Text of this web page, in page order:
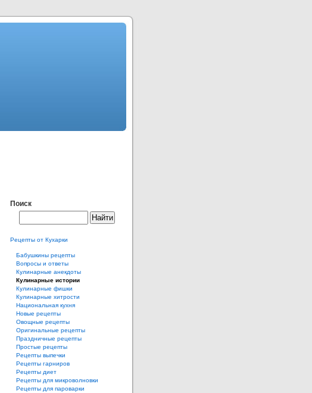
Поиск
Рецепты от Кухарки
Бабушкины рецепты
Вопросы и ответы
Кулинарные анекдоты
Кулинарные истории
Кулинарные фишки
Кулинарные хитрости
Национальная кухня
Новые рецепты
Овощные рецепты
Оригинальные рецепты
Праздничные рецепты
Простые рецепты
Рецепты выпечки
Рецепты гарниров
Рецепты диет
Рецепты для микроволновки
Рецепты для пароварки